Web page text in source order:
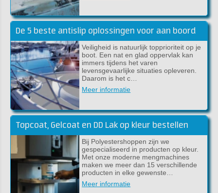
De 5 beste antislip oplossingen voor aan boord
Veiligheid is natuurlijk topprioriteit op je
boot. Een nat en glad oppervlak kan
immers tijdens het varen
levensgevaarlijke situaties opleveren.
Daarom is het c…
Meer informatie
Topcoat, Gelcoat en DD Lak op kleur bestellen
Bij Polyestershoppen zijn we
gespecialiseerd in producten op kleur.
Met onze moderne mengmachines
maken we meer dan 15 verschillende
producten in elke gewenste…
Meer informatie